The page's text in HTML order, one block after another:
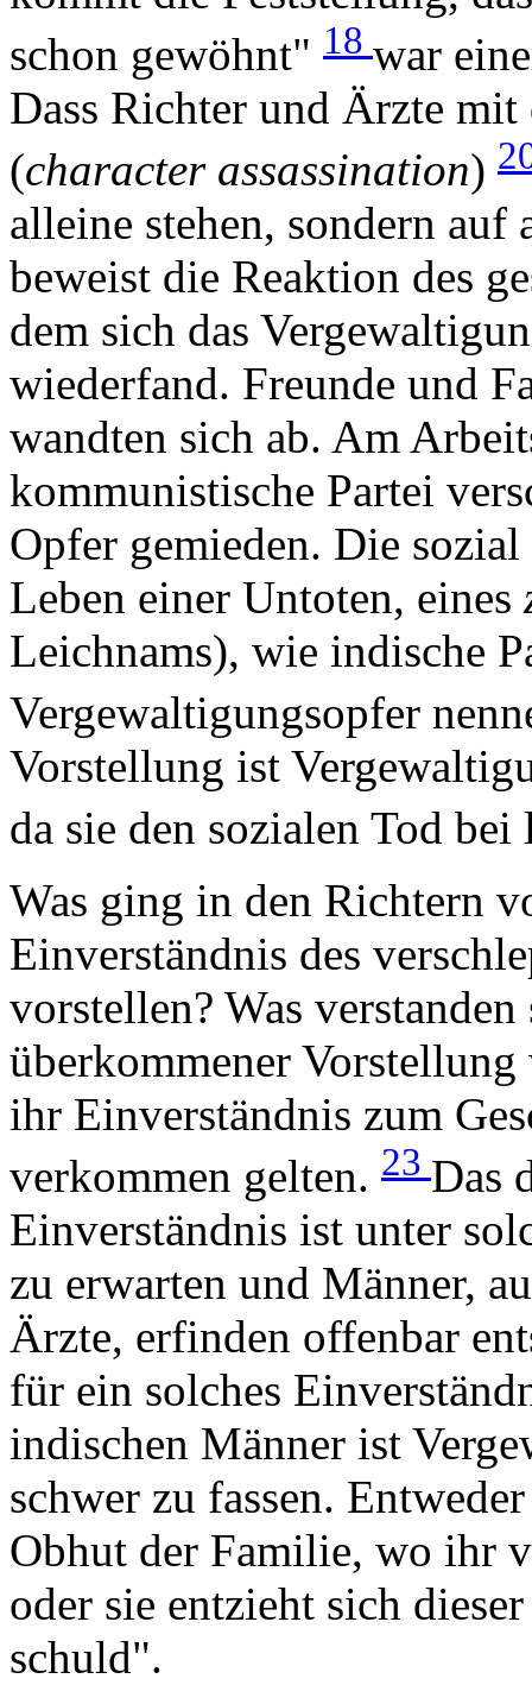
schon gewöhnt" 18 war
Dass Richter und Ärzte
(character assassination)
alleine stehen, sondern auf
beweist die Reaktion des
dem sich das
wiederfand. Freunde und
wandten sich ab. Am
kommunistische Partei
Opfer gemieden. Die
Leben einer Untoten, eines
Leichnams), wie indische
Vergewaltigungsopfer
Vorstellung ist
da sie den sozialen Tod
Was ging in den Richtern
Einverständnis des
vorstellen? Was
überkommener
ihr Einverständnis zum
verkommen gelten. 23 Das
Einverständnis ist unter
zu erwarten und Männer,
Ärzte, erfinden offenbar
für ein solches
indischen Männer ist
schwer zu fassen.
Obhut der Familie, wo ihr
oder sie entzieht sich
schuld".